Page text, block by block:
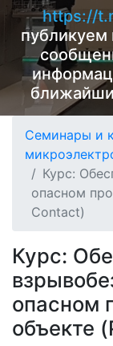
https://
Семинары и
Курс:
опасном
Contact)
Курс:
опасном
объекте